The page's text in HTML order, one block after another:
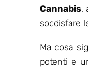
Cannabis,
soddisfare
Ma cosa
potenti e